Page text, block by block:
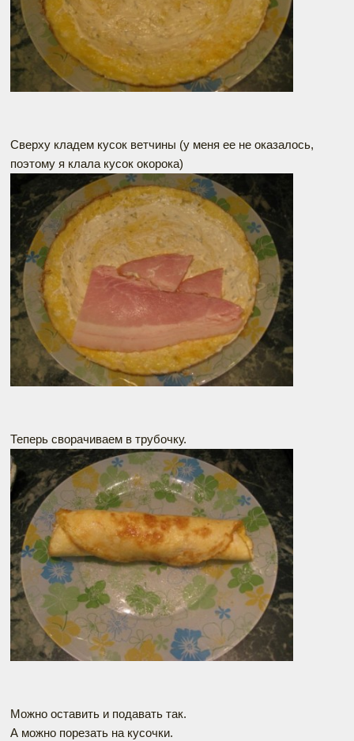
Сверху кладем кусок ветчины (у меня ее не оказалось,
поэтому я клала кусок окорока)
Теперь сворачиваем в трубочку.
Можно оставить и подавать так.
А можно порезать на кусочки.